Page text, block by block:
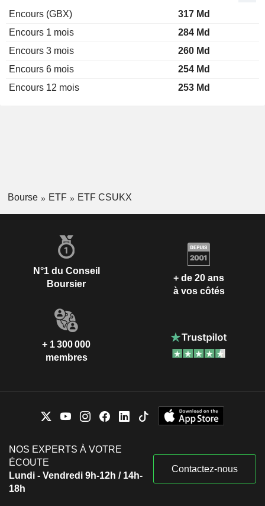
Encours (GBX)
317 Md
Encours 1 mois
284 Md
Encours 3 mois
260 Md
Encours 6 mois
254 Md
Encours 12 mois
253 Md
Bourse ETF ETF CSUKX
N°1 du Conseil
Boursier
+ de 20 ans
à vos côtés
+ 1 300 000
membres
NOS EXPERTS À VOTRE
ÉCOUTE
Lundi - Vendredi 9h-12h / 14h-
18h
Contactez-nous